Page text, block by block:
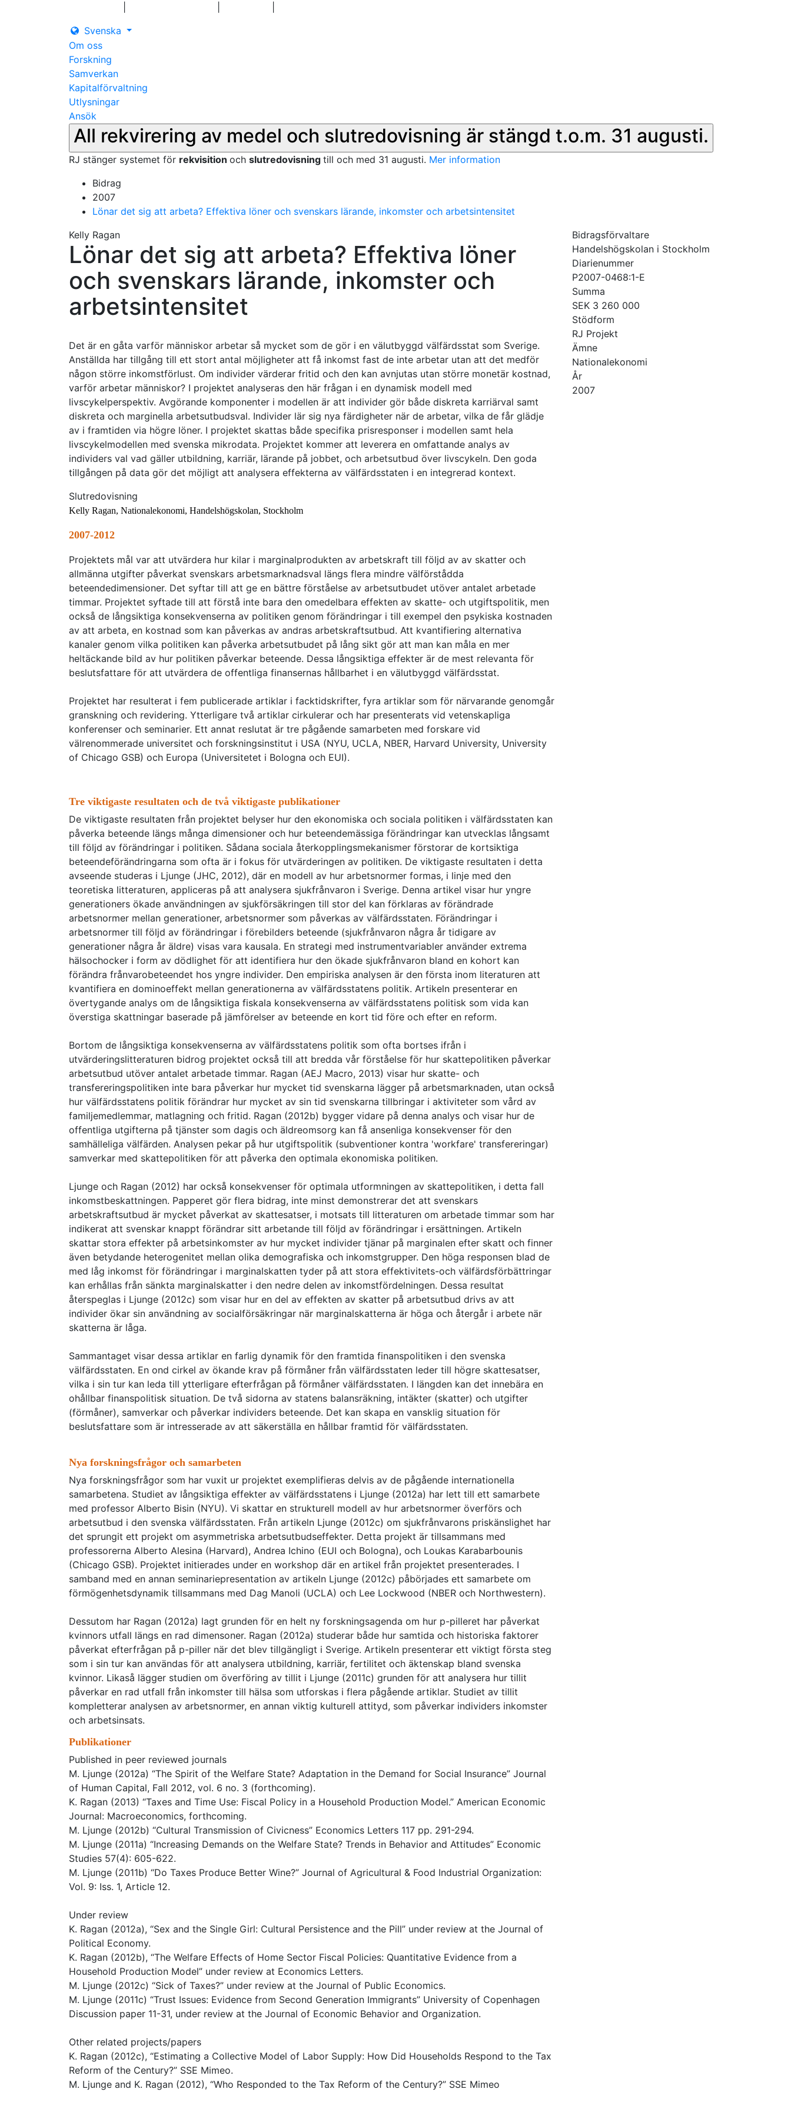
Svenska
Om oss
Forskning
Samverkan
Kapitalförvaltning
Utlysningar
Ansök
All rekvirering av medel och slutredovisning är stängd t.o.m. 31 augusti.
RJ stänger systemet för rekvisition och slutredovisning till och med 31 augusti. Mer information
Bidrag
2007
Lönar det sig att arbeta? Effektiva löner och svenskars lärande, inkomster och arbetsintensitet
Kelly Ragan
Lönar det sig att arbeta? Effektiva löner
och svenskars lärande, inkomster och
arbetsintensitet
Det är en gåta varför människor arbetar så mycket som de gör i en välutbyggd välfärdsstat som Sverige.
Anställda har tillgång till ett stort antal möjligheter att få inkomst fast de inte arbetar utan att det medför
någon större inkomstförlust. Om individer värderar fritid och den kan avnjutas utan större monetär kostnad,
varför arbetar människor? I projektet analyseras den här frågan i en dynamisk modell med
livscykelperspektiv. Avgörande komponenter i modellen är att individer gör både diskreta karriärval samt
diskreta och marginella arbetsutbudsval. Individer lär sig nya färdigheter när de arbetar, vilka de får glädje
av i framtiden via högre löner. I projektet skattas både specifika prisresponser i modellen samt hela
livscykelmodellen med svenska mikrodata. Projektet kommer att leverera en omfattande analys av
individers val vad gäller utbildning, karriär, lärande på jobbet, och arbetsutbud över livscykeln. Den goda
tillgången på data gör det möjligt att analysera effekterna av välfärdsstaten i en integrerad kontext.
Slutredovisning
Kelly Ragan, Nationalekonomi, Handelshögskolan, Stockholm
2007-2012
Projektets mål var att utvärdera hur kilar i marginalprodukten av arbetskraft till följd av av skatter och
allmänna utgifter påverkat svenskars arbetsmarknadsval längs flera mindre välförstådda
beteendedimensioner. Det syftar till att ge en bättre förståelse av arbetsutbudet utöver antalet arbetade
timmar. Projektet syftade till att förstå inte bara den omedelbara effekten av skatte- och utgiftspolitik, men
också de långsiktiga konsekvenserna av politiken genom förändringar i till exempel den psykiska kostnaden
av att arbeta, en kostnad som kan påverkas av andras arbetskraftsutbud. Att kvantifiering alternativa
kanaler genom vilka politiken kan påverka arbetsutbudet på lång sikt gör att man kan måla en mer
heltäckande bild av hur politiken påverkar beteende. Dessa långsiktiga effekter är de mest relevanta för
beslutsfattare för att utvärdera de offentliga finansernas hållbarhet i en välutbyggd välfärdsstat.
Projektet har resulterat i fem publicerade artiklar i facktidskrifter, fyra artiklar som för närvarande genomgår
granskning och revidering. Ytterligare två artiklar cirkulerar och har presenterats vid vetenskapliga
konferenser och seminarier. Ett annat reslutat är tre pågående samarbeten med forskare vid
välrenommerade universitet och forskningsinstitut i USA (NYU, UCLA, NBER, Harvard University, University
of Chicago GSB) och Europa (Universitetet i Bologna och EUI).
Tre viktigaste resultaten och de två viktigaste publikationer
De viktigaste resultaten från projektet belyser hur den ekonomiska och sociala politiken i välfärdsstaten kan
påverka beteende längs många dimensioner och hur beteendemässiga förändringar kan utvecklas långsamt
till följd av förändringar i politiken. Sådana sociala återkopplingsmekanismer förstorar de kortsiktiga
beteendeförändringarna som ofta är i fokus för utvärderingen av politiken. De viktigaste resultaten i detta
avseende studeras i Ljunge (JHC, 2012), där en modell av hur arbetsnormer formas, i linje med den
teoretiska litteraturen, appliceras på att analysera sjukfrånvaron i Sverige. Denna artikel visar hur yngre
generationers ökade användningen av sjukförsäkringen till stor del kan förklaras av förändrade
arbetsnormer mellan generationer, arbetsnormer som påverkas av välfärdsstaten. Förändringar i
arbetsnormer till följd av förändringar i förebilders beteende (sjukfrånvaron några år tidigare av
generationer några år äldre) visas vara kausala. En strategi med instrumentvariabler använder extrema
hälsochocker i form av dödlighet för att identifiera hur den ökade sjukfrånvaron bland en kohort kan
förändra frånvarobeteendet hos yngre individer. Den empiriska analysen är den första inom literaturen att
kvantifiera en dominoeffekt mellan generationerna av välfärdsstatens politik. Artikeln presenterar en
övertygande analys om de långsiktiga fiskala konsekvenserna av välfärdsstatens politisk som vida kan
överstiga skattningar baserade på jämförelser av beteende en kort tid före och efter en reform.
Bortom de långsiktiga konsekvenserna av välfärdsstatens politik som ofta bortses ifrån i
utvärderingslitteraturen bidrog projektet också till att bredda vår förståelse för hur skattepolitiken påverkar
arbetsutbud utöver antalet arbetade timmar. Ragan (AEJ Macro, 2013) visar hur skatte- och
transfereringspolitiken inte bara påverkar hur mycket tid svenskarna lägger på arbetsmarknaden, utan också
hur välfärdsstatens politik förändrar hur mycket av sin tid svenskarna tillbringar i aktiviteter som vård av
familjemedlemmar, matlagning och fritid. Ragan (2012b) bygger vidare på denna analys och visar hur de
offentliga utgifterna på tjänster som dagis och äldreomsorg kan få ansenliga konsekvenser för den
samhälleliga välfärden. Analysen pekar på hur utgiftspolitik (subventioner kontra 'workfare' transfereringar)
samverkar med skattepolitiken för att påverka den optimala ekonomiska politiken.
Ljunge och Ragan (2012) har också konsekvenser för optimala utformningen av skattepolitiken, i detta fall
inkomstbeskattningen. Papperet gör flera bidrag, inte minst demonstrerar det att svenskars
arbetskraftsutbud är mycket påverkat av skattesatser, i motsats till litteraturen om arbetade timmar som har
indikerat att svenskar knappt förändrar sitt arbetande till följd av förändringar i ersättningen. Artikeln
skattar stora effekter på arbetsinkomster av hur mycket individer tjänar på marginalen efter skatt och finner
även betydande heterogenitet mellan olika demografiska och inkomstgrupper. Den höga responsen blad de
med låg inkomst för förändringar i marginalskatten tyder på att stora effektivitets-och välfärdsförbättringar
kan erhållas från sänkta marginalskatter i den nedre delen av inkomstfördelningen. Dessa resultat
återspeglas i Ljunge (2012c) som visar hur en del av effekten av skatter på arbetsutbud drivs av att
individer ökar sin användning av socialförsäkringar när marginalskatterna är höga och återgår i arbete när
skatterna är låga.
Sammantaget visar dessa artiklar en farlig dynamik för den framtida finanspolitiken i den svenska
välfärdsstaten. En ond cirkel av ökande krav på förmåner från välfärdsstaten leder till högre skattesatser,
vilka i sin tur kan leda till ytterligare efterfrågan på förmåner välfärdsstaten. I längden kan det innebära en
ohållbar finanspolitisk situation. De två sidorna av statens balansräkning, intäkter (skatter) och utgifter
(förmåner), samverkar och påverkar individers beteende. Det kan skapa en vansklig situation för
beslutsfattare som är intresserade av att säkerställa en hållbar framtid för välfärdsstaten.
Nya forskningsfrågor och samarbeten
Nya forskningsfrågor som har vuxit ur projektet exemplifieras delvis av de pågående internationella
samarbetena. Studiet av långsiktiga effekter av välfärdsstatens i Ljunge (2012a) har lett till ett samarbete
med professor Alberto Bisin (NYU). Vi skattar en strukturell modell av hur arbetsnormer överförs och
arbetsutbud i den svenska välfärdsstaten. Från artikeln Ljunge (2012c) om sjukfrånvarons priskänslighet har
det sprungit ett projekt om asymmetriska arbetsutbudseffekter. Detta projekt är tillsammans med
professorerna Alberto Alesina (Harvard), Andrea Ichino (EUI och Bologna), och Loukas Karabarbounis
(Chicago GSB). Projektet initierades under en workshop där en artikel från projektet presenterades. I
samband med en annan seminariepresentation av artikeln Ljunge (2012c) påbörjades ett samarbete om
förmögenhetsdynamik tillsammans med Dag Manoli (UCLA) och Lee Lockwood (NBER och Northwestern).
Dessutom har Ragan (2012a) lagt grunden för en helt ny forskningsagenda om hur p-pilleret har påverkat
kvinnors utfall längs en rad dimensoner. Ragan (2012a) studerar både hur samtida och historiska faktorer
påverkat efterfrågan på p-piller när det blev tillgängligt i Sverige. Artikeln presenterar ett viktigt första steg
som i sin tur kan användas för att analysera utbildning, karriär, fertilitet och äktenskap bland svenska
kvinnor. Likaså lägger studien om överföring av tillit i Ljunge (2011c) grunden för att analysera hur tillit
påverkar en rad utfall från inkomster till hälsa som utforskas i flera pågående artiklar. Studiet av tillit
kompletterar analysen av arbetsnormer, en annan viktig kulturell attityd, som påverkar individers inkomster
och arbetsinsats.
Publikationer
Published in peer reviewed journals
M. Ljunge (2012a) “The Spirit of the Welfare State? Adaptation in the Demand for Social Insurance” Journal
of Human Capital, Fall 2012, vol. 6 no. 3 (forthcoming).
K. Ragan (2013) “Taxes and Time Use: Fiscal Policy in a Household Production Model.” American Economic
Journal: Macroeconomics, forthcoming.
M. Ljunge (2012b) “Cultural Transmission of Civicness” Economics Letters 117 pp. 291-294.
M. Ljunge (2011a) “Increasing Demands on the Welfare State? Trends in Behavior and Attitudes” Economic
Studies 57(4): 605-622.
M. Ljunge (2011b) “Do Taxes Produce Better Wine?” Journal of Agricultural & Food Industrial Organization:
Vol. 9: Iss. 1, Article 12.
Under review
K. Ragan (2012a), “Sex and the Single Girl: Cultural Persistence and the Pill” under review at the Journal of
Political Economy.
K. Ragan (2012b), “The Welfare Effects of Home Sector Fiscal Policies: Quantitative Evidence from a
Household Production Model” under review at Economics Letters.
M. Ljunge (2012c) “Sick of Taxes?” under review at the Journal of Public Economics.
M. Ljunge (2011c) “Trust Issues: Evidence from Second Generation Immigrants” University of Copenhagen
Discussion paper 11-31, under review at the Journal of Economic Behavior and Organization.
Other related projects/papers
K. Ragan (2012c), “Estimating a Collective Model of Labor Supply: How Did Households Respond to the Tax
Reform of the Century?” SSE Mimeo.
M. Ljunge and K. Ragan (2012), “Who Responded to the Tax Reform of the Century?” SSE Mimeo
Bidragsförvaltare
Handelshögskolan i Stockholm
Diarienummer
P2007-0468:1-E
Summa
SEK 3 260 000
Stödform
RJ Projekt
Ämne
Nationalekonomi
År
2007